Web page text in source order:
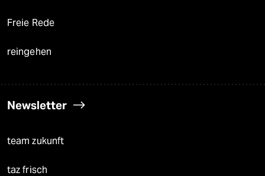
Freie Rede
reingehen
Newsletter
team zukunft
taz frisch